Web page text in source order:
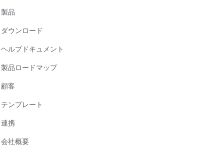
製品
ダウンロード
ヘルプドキュメント
製品ロードマップ
顧客
テンプレート
連携
会社概要